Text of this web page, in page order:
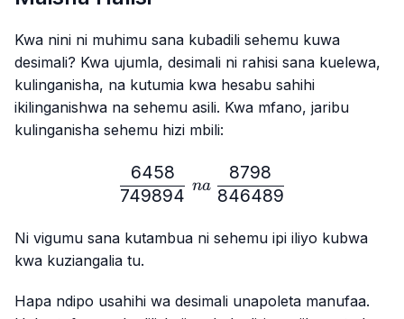
Kwa nini ni muhimu sana kubadili sehemu kuwa
desimali? Kwa ujumla, desimali ni rahisi sana kuelewa,
kulinganisha, na kutumia kwa hesabu sahihi
ikilinganishwa na sehemu asili. Kwa mfano, jaribu
kulinganisha sehemu hizi mbili:
\frac{6458}{749894} \
749894
6458
na 846489
8798
Ni vigumu sana kutambua ni sehemu ipi iliyo kubwa
kwa kuziangalia tu.
Hapa ndipo usahihi wa desimali unapoleta manufaa.